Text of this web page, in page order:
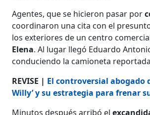
Agentes, que se hicieron pasar por
coordinaron una cita con el
los exteriores de un centro
Elena. Al lugar llegó Eduardo
conduciendo la camioneta
REVISE | El controversial abogado
Willy’ y su estrategia para frenar
Minutos después arribó el